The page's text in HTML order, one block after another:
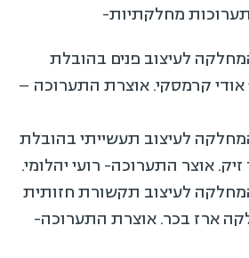
תערוכות מחלקתיות-
לעיצוב פנים בהובלת
קרמסקי. אוצרת התערוכה –
לעיצוב תעשייתי בהובלת
אוצר התערוכה- רועי יהלומי.
לעיצוב תקשורת חזותית
ארז בכר. אוצרת התערוכה-